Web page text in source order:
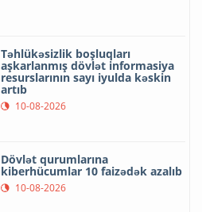
Təhlükəsizlik boşluqları
aşkarlanmış dövlət informasiya
resurslarının sayı iyulda kəskin
artıb
10-08-2026
Dövlət qurumlarına
kiberhücumlar 10 faizədək azalıb
10-08-2026